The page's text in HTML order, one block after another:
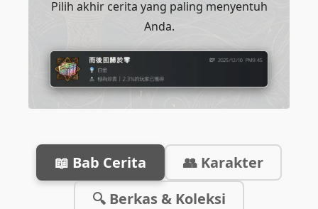
Pilih akhir cerita yang paling menyentuh
Anda.
📖 Bab Cerita
👥 Karakter
🔍 Berkas & Koleksi